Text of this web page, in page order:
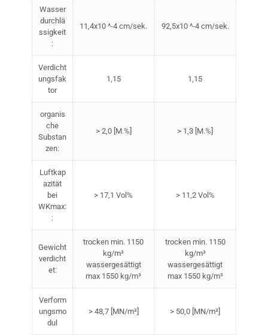
Wasser
durchlä
ssigkeit
:
11,4x10 ^-4 cm/sek. 92,5x10 ^-4 cm/sek.
Verdicht
ungsfak
tor
1,15 1,15
organis
che
Substan
zen:
> 2,0 [M.%] > 1,3 [M.%]
Luftkap
azität
bei
WKmax:
:
> 17,1 Vol% > 11,2 Vol%
Gewicht
verdicht
et:
trocken min. 1150
kg/m³
wassergesättigt
max 1550 kg/m³
trocken min. 1150
kg/m³
wassergesättigt
max 1550 kg/m³
Verform
ungsmo
dul
> 48,7 [MN/m²] > 50,0 [MN/m²]